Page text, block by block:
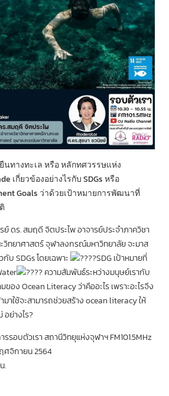
นทางทะเล หรือ หลักทศวรรษแห่ง
เกี่ยวข้องอย่างไรกับ SDGs หรือ
Goals ว่าด้วยเป้าหมายการพัฒนาที่
ย์ ดร. สมฤดี จิตประไพ อาจารย์ประจำภาควิชา
วิทยาศาสตร์ จุฬาลงกรณ์มหาวิทยาลัย จะมาส
กับ SDGs โดยเฉพาะ
SDG เป้าหมายที่
ความสัมพันธ์ระหว่างมนุษย์เรากับ
ของ Ocean Literacy ว่าคืออะไร เพราะอะไรจึง
มาใช้จะสามารถช่วยสร้าง ocean literacy ให้
อย่างไร?
รอบตัวเรา สถานีวิทยุแห่งจุฬาฯ FM101.5MHz
ศจิกายน 2564
.